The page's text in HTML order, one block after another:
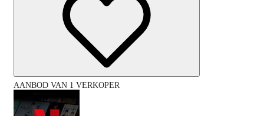
AANBOD VAN 1 VERKOPER